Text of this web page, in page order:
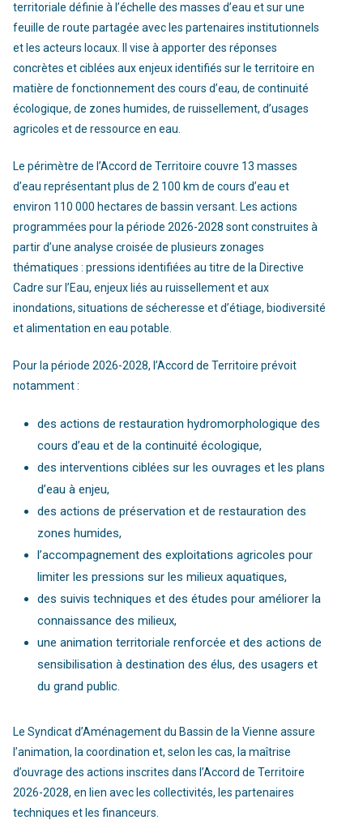
territoriale définie à l’échelle des masses d’eau et sur une
feuille de route partagée avec les partenaires institutionnels
et les acteurs locaux. Il vise à apporter des réponses
concrètes et ciblées aux enjeux identifiés sur le territoire en
matière de fonctionnement des cours d’eau, de continuité
écologique, de zones humides, de ruissellement, d’usages
agricoles et de ressource en eau.
Le périmètre de l’Accord de Territoire couvre 13 masses
d’eau représentant plus de 2 100 km de cours d’eau et
environ 110 000 hectares de bassin versant. Les actions
programmées pour la période 2026-2028 sont construites à
partir d’une analyse croisée de plusieurs zonages
thématiques : pressions identifiées au titre de la Directive
Cadre sur l’Eau, enjeux liés au ruissellement et aux
inondations, situations de sécheresse et d’étiage, biodiversité
et alimentation en eau potable.
Pour la période 2026-2028, l’Accord de Territoire prévoit
notamment :
des actions de restauration hydromorphologique des
cours d’eau et de la continuité écologique,
des interventions ciblées sur les ouvrages et les plans
d’eau à enjeu,
des actions de préservation et de restauration des
zones humides,
l’accompagnement des exploitations agricoles pour
limiter les pressions sur les milieux aquatiques,
des suivis techniques et des études pour améliorer la
connaissance des milieux,
une animation territoriale renforcée et des actions de
sensibilisation à destination des élus, des usagers et
du grand public.
Le Syndicat d’Aménagement du Bassin de la Vienne assure
l’animation, la coordination et, selon les cas, la maîtrise
d’ouvrage des actions inscrites dans l’Accord de Territoire
2026-2028, en lien avec les collectivités, les partenaires
techniques et les financeurs.